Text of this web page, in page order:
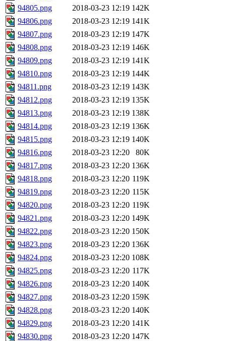
94805.png
2018-03-23 12:19 142K
94806.png
2018-03-23 12:19 141K
94807.png
2018-03-23 12:19 147K
94808.png
2018-03-23 12:19 146K
94809.png
2018-03-23 12:19 141K
94810.png
2018-03-23 12:19 144K
94811.png
2018-03-23 12:19 143K
94812.png
2018-03-23 12:19 135K
94813.png
2018-03-23 12:19 138K
94814.png
2018-03-23 12:19 136K
94815.png
2018-03-23 12:19 140K
94816.png
2018-03-23 12:20
80K
94817.png
2018-03-23 12:20 136K
94818.png
2018-03-23 12:20 119K
94819.png
2018-03-23 12:20 115K
94820.png
2018-03-23 12:20 119K
94821.png
2018-03-23 12:20 149K
94822.png
2018-03-23 12:20 150K
94823.png
2018-03-23 12:20 136K
94824.png
2018-03-23 12:20 108K
94825.png
2018-03-23 12:20 117K
94826.png
2018-03-23 12:20 140K
94827.png
2018-03-23 12:20 159K
94828.png
2018-03-23 12:20 140K
94829.png
2018-03-23 12:20 141K
94830.png
2018-03-23 12:20 147K